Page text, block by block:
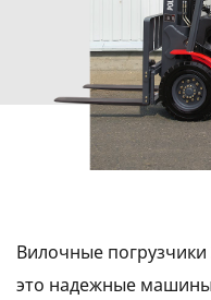
Вилочные
это надежные